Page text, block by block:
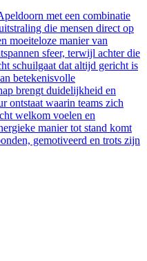
met een combinatie
die mensen direct op
moeiteloze manier van
sfeer, terwijl achter die
schuilgaat dat altijd gericht is
betekenisvolle
brengt duidelijkheid en
ontstaat waarin teams zich
welkom voelen en
manier tot stand komt
gemotiveerd en trots zijn